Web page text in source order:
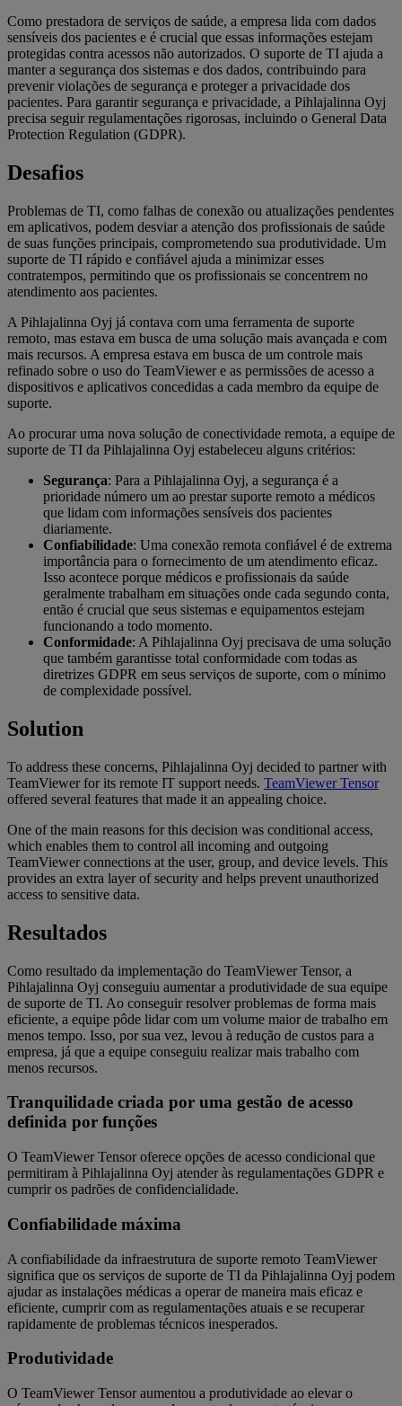
Como prestadora de serviços de saúde, a empresa lida com dados
sensíveis dos pacientes e é crucial que essas informações estejam
protegidas contra acessos não autorizados. O suporte de TI ajuda a
manter a segurança dos sistemas e dos dados, contribuindo para
prevenir violações de segurança e proteger a privacidade dos
pacientes. Para garantir segurança e privacidade, a Pihlajalinna Oyj
precisa seguir regulamentações rigorosas, incluindo o General Data
Protection Regulation (GDPR).
Desafios
Problemas de TI, como falhas de conexão ou atualizações pendentes
em aplicativos, podem desviar a atenção dos profissionais de saúde
de suas funções principais, comprometendo sua produtividade. Um
suporte de TI rápido e confiável ajuda a minimizar esses
contratempos, permitindo que os profissionais se concentrem no
atendimento aos pacientes.
A Pihlajalinna Oyj já contava com uma ferramenta de suporte
remoto, mas estava em busca de uma solução mais avançada e com
mais recursos. A empresa estava em busca de um controle mais
refinado sobre o uso do TeamViewer e as permissões de acesso a
dispositivos e aplicativos concedidas a cada membro da equipe de
suporte.
Ao procurar uma nova solução de conectividade remota, a equipe de
suporte de TI da Pihlajalinna Oyj estabeleceu alguns critérios:
Segurança: Para a Pihlajalinna Oyj, a segurança é a
prioridade número um ao prestar suporte remoto a médicos
que lidam com informações sensíveis dos pacientes
diariamente.
Confiabilidade: Uma conexão remota confiável é de extrema
importância para o fornecimento de um atendimento eficaz.
Isso acontece porque médicos e profissionais da saúde
geralmente trabalham em situações onde cada segundo conta,
então é crucial que seus sistemas e equipamentos estejam
funcionando a todo momento.
Conformidade: A Pihlajalinna Oyj precisava de uma solução
que também garantisse total conformidade com todas as
diretrizes GDPR em seus serviços de suporte, com o mínimo
de complexidade possível.
Solution
To address these concerns, Pihlajalinna Oyj decided to partner with
TeamViewer for its remote IT support needs. TeamViewer Tensor
offered several features that made it an appealing choice.
One of the main reasons for this decision was conditional access,
which enables them to control all incoming and outgoing
TeamViewer connections at the user, group, and device levels. This
provides an extra layer of security and helps prevent unauthorized
access to sensitive data.
Resultados
Como resultado da implementação do TeamViewer Tensor, a
Pihlajalinna Oyj conseguiu aumentar a produtividade de sua equipe
de suporte de TI. Ao conseguir resolver problemas de forma mais
eficiente, a equipe pôde lidar com um volume maior de trabalho em
menos tempo. Isso, por sua vez, levou à redução de custos para a
empresa, já que a equipe conseguiu realizar mais trabalho com
menos recursos.
Tranquilidade criada por uma gestão de acesso
definida por funções
O TeamViewer Tensor oferece opções de acesso condicional que
permitiram à Pihlajalinna Oyj atender às regulamentações GDPR e
cumprir os padrões de confidencialidade.
Confiabilidade máxima
A confiabilidade da infraestrutura de suporte remoto TeamViewer
significa que os serviços de suporte de TI da Pihlajalinna Oyj podem
ajudar as instalações médicas a operar de maneira mais eficaz e
eficiente, cumprir com as regulamentações atuais e se recuperar
rapidamente de problemas técnicos inesperados.
Produtividade
O TeamViewer Tensor aumentou a produtividade ao elevar o